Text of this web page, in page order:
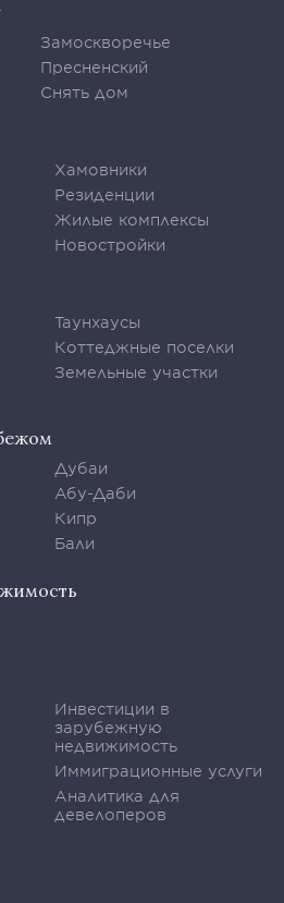
Замоскворечье
Пресненский
Снять дом
Хамовники
Резиденции
Жилые комплексы
Новостройки
Таунхаусы
Коттеджные поселки
Земельные участки
Дубаи
Абу-Даби
Кипр
Бали
Инвестиции в
зарубежную
недвижимость
Иммиграционные услуги
Аналитика для
девелоперов